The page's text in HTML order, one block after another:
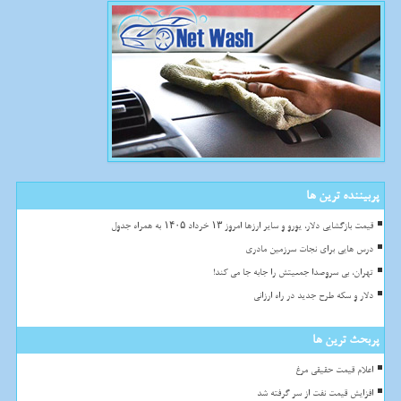
پربیننده ترین ها
قیمت بازگشایی دلار، یورو و سایر ارزها امروز ۱۳ خرداد ۱۴۰۵ به همراه جدول
درس هایی برای نجات سرزمین مادری
تهران، بی سروصدا جمعیتش را جابه جا می کند!
دلار و سکه طرح جدید در راه ارزانی
پربحث ترین ها
اعلام قیمت حقیقی مرغ
افزایش قیمت نفت از سر گرفته شد